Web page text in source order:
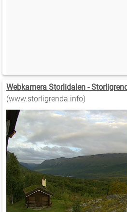
Webkamera Storlidalen -
(www.storligrenda.info)